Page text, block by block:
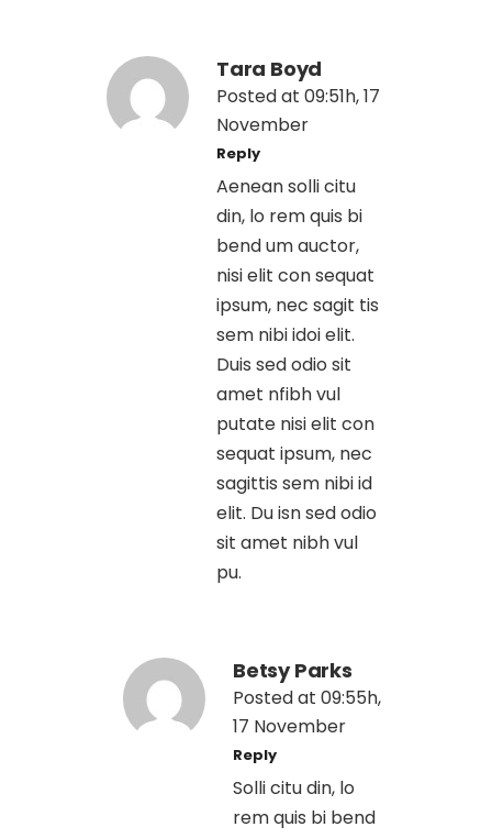
Tara Boyd
Posted at 09:51h, 17
November
Reply
Aenean solli citu
din, lo rem quis bi
bend um auctor,
nisi elit con sequat
ipsum, nec sagit tis
sem nibi idoi elit.
Duis sed odio sit
amet nfibh vul
putate nisi elit con
sequat ipsum, nec
sagittis sem nibi id
elit. Du isn sed odio
sit amet nibh vul
pu.
Betsy Parks
Posted at 09:55h,
17 November
Reply
Solli citu din, lo
rem quis bi bend